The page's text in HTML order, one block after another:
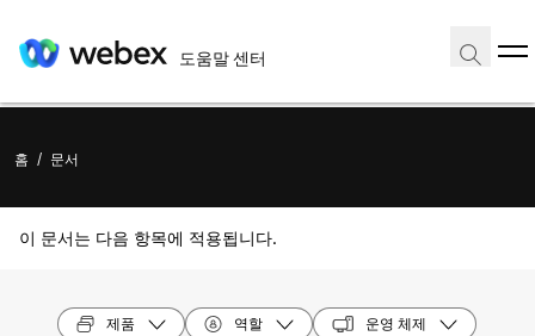
도움말 센터
홈 / 문서
이 문서는 다음 항목에 적용됩니다.
제품 역할 운영 체제